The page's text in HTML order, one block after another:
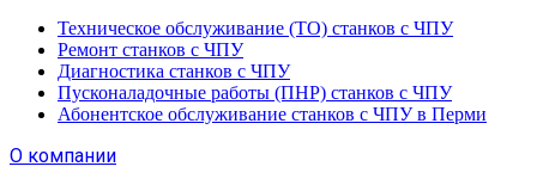
Техническое обслуживание (ТО) станков с ЧПУ
Ремонт станков с ЧПУ
Диагностика станков с ЧПУ
Пусконаладочные работы (ПНР) станков с ЧПУ
Абонентское обслуживание станков с ЧПУ в Перми
О компании